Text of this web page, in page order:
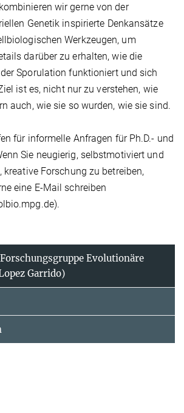
wir gerne von der
Genetik inspirierte Denkansätze
Werkzeugen, um
darüber zu erhalten, wie die
Sporulation funktioniert und sich
ist es, nicht nur zu verstehen, wie
auch, wie sie so wurden, wie sie sind.
für informelle Anfragen für Ph.D.- und
Sie neugierig, selbstmotiviert und
Forschung zu betreiben,
eine E-Mail schreiben
Evolutionäre
Garrido)